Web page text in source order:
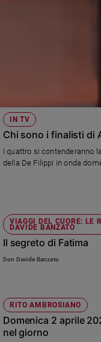
IN TV
Chi sono i finalisti di
I quattro si contenderanno
della De Filippi in onda
VIAGGI DEL CUORE: LE
DAVIDE BANZATO
Il segreto di Fatima
Don Davide Banzato
RITO AMBROSIANO
Domenica 2 aprile
nel giorno